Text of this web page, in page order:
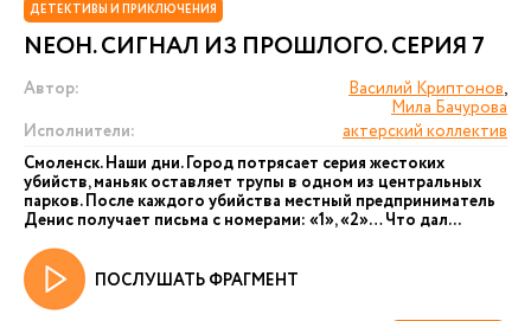
ДЕТЕКТИВЫ И ПРИКЛЮЧЕНИЯ
NEОН. СИГНАЛ ИЗ ПРОШЛОГО. СЕРИЯ 7
Автор: Василий Криптонов,
Мила Бачурова
Исполнители:
актерский коллектив
Смоленск. Наши дни. Город потрясает серия жестоких
убийств, маньяк оставляет трупы в одном из центральных
парков. После каждого убийства местный предприниматель
Денис получает письма с номерами: «1», «2»… Что дал...
ПОСЛУШАТЬ ФРАГМЕНТ